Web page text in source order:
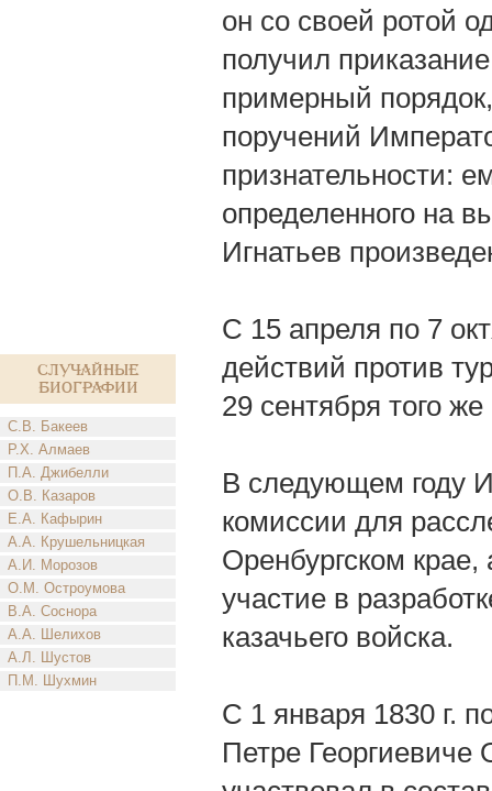
Случайные
биографии
С.В. Бакеев
Р.Х. Алмаев
П.А. Джибелли
О.В. Казаров
Е.А. Кафырин
А.А. Крушельницкая
А.И. Морозов
О.М. Остроумова
В.А. Соснора
А.А. Шелихов
А.Л. Шустов
П.М. Шухмин
он со своей ротой
получил
примерный
поручений
признательности:
определенного на
Игнатьев
С 15 апреля по 7
действий против
29 сентября того
В следующем году
комиссии для
Оренбургском
участие в
казачьего войска.
С 1 января 1830 г.
Петре Георгиевиче